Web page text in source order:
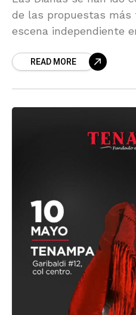
de las propuestas
escena independiente
READ MORE